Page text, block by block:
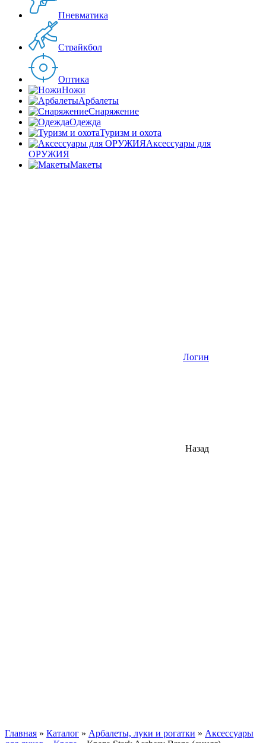
Пневматика
Страйкбол
Оптика
Ножи
Арбалеты
Снаряжение
Одежда
Туризм и охота
Аксессуары для
ОРУЖИЯ
Макеты
Логин
Назад
Главная » Каталог » Арбалеты, луки и рогатки » Аксессуары